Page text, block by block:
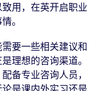
用，在英开启职业
。
要一些相关建议和
理想的咨询渠道。
备专业咨询人员，
是课内外实习还是